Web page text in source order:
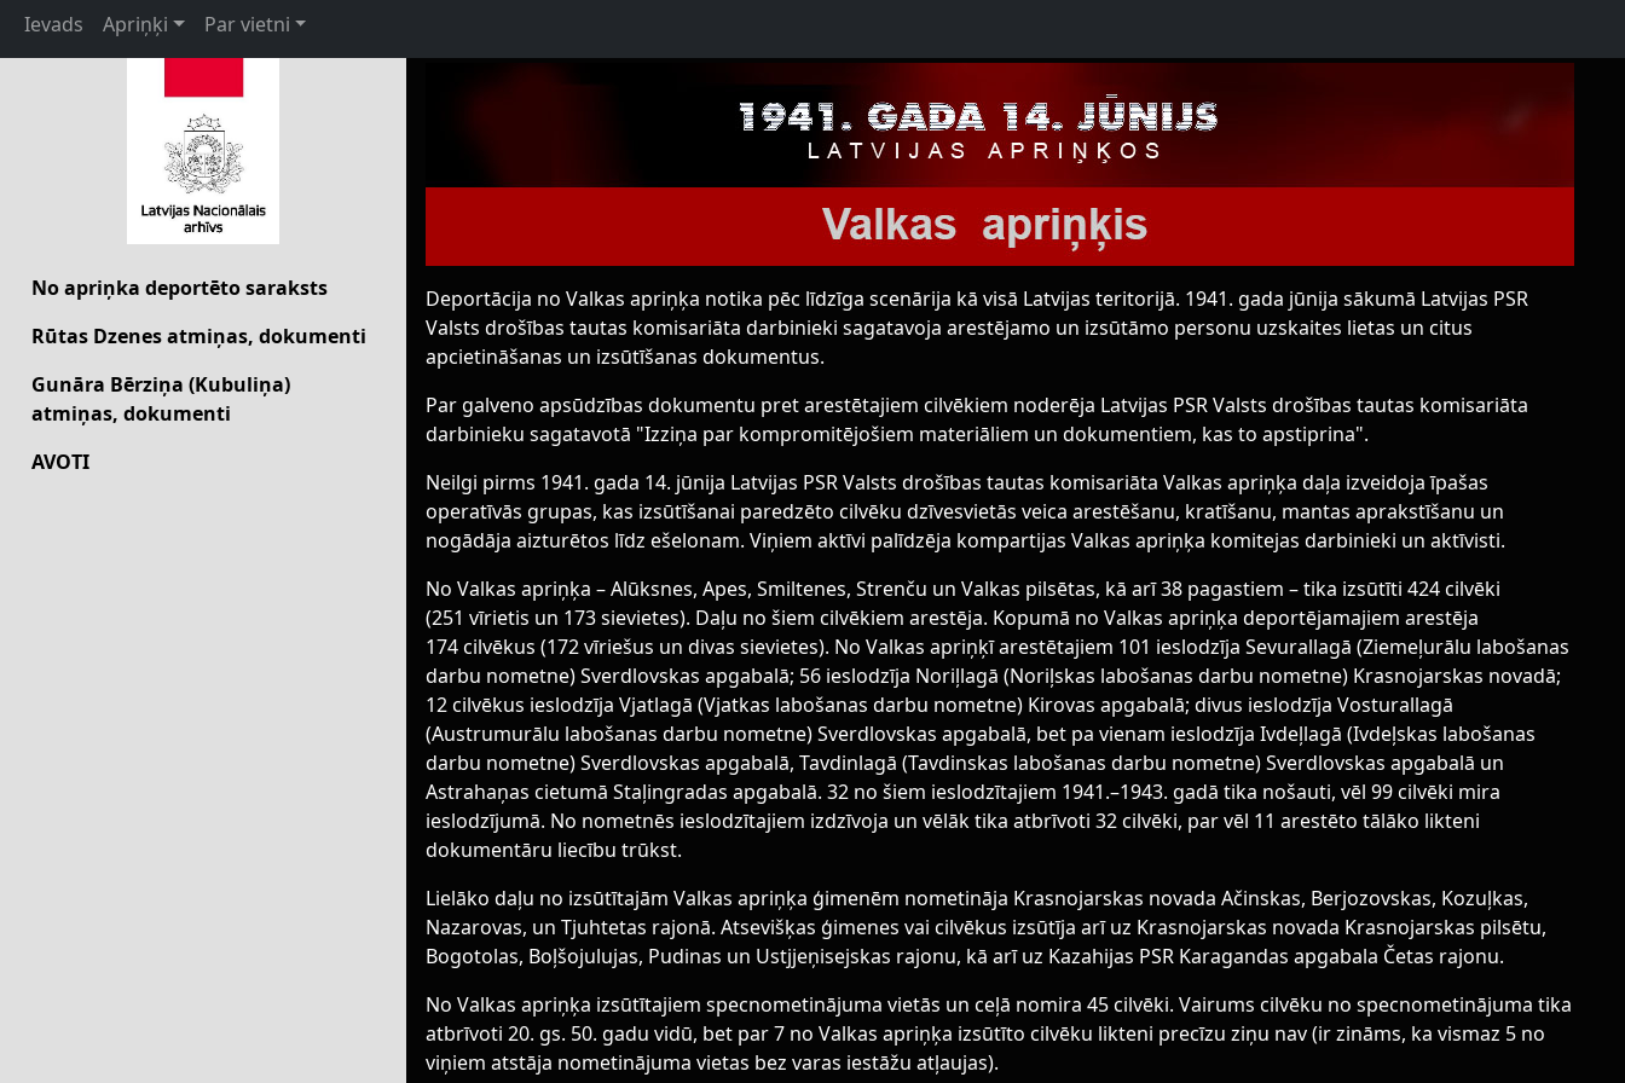
Ievads Apriņķi Par vietni
No apriņka deportēto saraksts
Rūtas Dzenes atmiņas, dokumenti
Gunāra Bērziņa (Kubuliņa)
atmiņas, dokumenti
AVOTI
Deportācija no Valkas apriņķa notika pēc līdzīga scenārija kā visā Latvijas teritorijā. 1941. gada jūnija sākumā Latvijas PSR
Valsts drošības tautas komisariāta darbinieki sagatavoja arestējamo un izsūtāmo personu uzskaites lietas un citus
apcietināšanas un izsūtīšanas dokumentus.
Par galveno apsūdzības dokumentu pret arestētajiem cilvēkiem noderēja Latvijas PSR Valsts drošības tautas komisariāta
darbinieku sagatavotā "Izziņa par kompromitējošiem materiāliem un dokumentiem, kas to apstiprina".
Neilgi pirms 1941. gada 14. jūnija Latvijas PSR Valsts drošības tautas komisariāta Valkas apriņķa daļa izveidoja īpašas
operatīvās grupas, kas izsūtīšanai paredzēto cilvēku dzīvesvietās veica arestēšanu, kratīšanu, mantas aprakstīšanu un
nogādāja aizturētos līdz ešelonam. Viņiem aktīvi palīdzēja kompartijas Valkas apriņķa komitejas darbinieki un aktīvisti.
No Valkas apriņķa – Alūksnes, Apes, Smiltenes, Strenču un Valkas pilsētas, kā arī 38 pagastiem – tika izsūtīti 424 cilvēki
(251 vīrietis un 173 sievietes). Daļu no šiem cilvēkiem arestēja. Kopumā no Valkas apriņķa deportējamajiem arestēja
174 cilvēkus (172 vīriešus un divas sievietes). No Valkas apriņķī arestētajiem 101 ieslodzīja Sevurallagā (Ziemeļurālu labošanas
darbu nometne) Sverdlovskas apgabalā; 56 ieslodzīja Noriļlagā (Noriļskas labošanas darbu nometne) Krasnojarskas novadā;
12 cilvēkus ieslodzīja Vjatlagā (Vjatkas labošanas darbu nometne) Kirovas apgabalā; divus ieslodzīja Vosturallagā
(Austrumurālu labošanas darbu nometne) Sverdlovskas apgabalā, bet pa vienam ieslodzīja Ivdeļlagā (Ivdeļskas labošanas
darbu nometne) Sverdlovskas apgabalā, Tavdinlagā (Tavdinskas labošanas darbu nometne) Sverdlovskas apgabalā un
Astrahaņas cietumā Staļingradas apgabalā. 32 no šiem ieslodzītajiem 1941.–1943. gadā tika nošauti, vēl 99 cilvēki mira
ieslodzījumā. No nometnēs ieslodzītajiem izdzīvoja un vēlāk tika atbrīvoti 32 cilvēki, par vēl 11 arestēto tālāko likteni
dokumentāru liecību trūkst.
Lielāko daļu no izsūtītajām Valkas apriņķa ģimenēm nometināja Krasnojarskas novada Ačinskas, Berjozovskas, Kozuļkas,
Nazarovas, un Tjuhtetas rajonā. Atsevišķas ģimenes vai cilvēkus izsūtīja arī uz Krasnojarskas novada Krasnojarskas pilsētu,
Bogotolas, Boļšojulujas, Pudinas un Ustjjeņisejskas rajonu, kā arī uz Kazahijas PSR Karagandas apgabala Četas rajonu.
No Valkas apriņķa izsūtītajiem specnometinājuma vietās un ceļā nomira 45 cilvēki. Vairums cilvēku no specnometinājuma tika
atbrīvoti 20. gs. 50. gadu vidū, bet par 7 no Valkas apriņķa izsūtīto cilvēku likteni precīzu ziņu nav (ir zināms, ka vismaz 5 no
viņiem atstāja nometinājuma vietas bez varas iestāžu atļaujas).